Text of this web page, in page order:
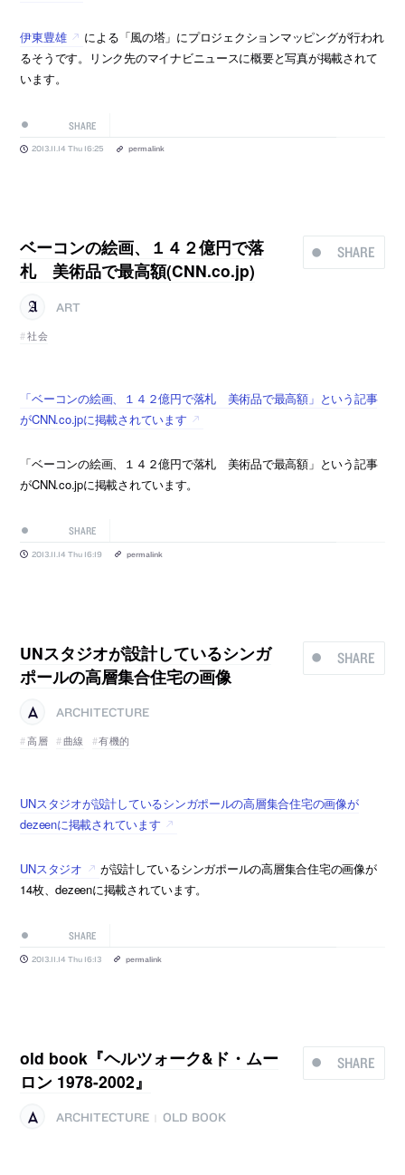
伊東豊雄
による「風の塔」にプロジェクションマッピングが行われ
るそうです。リンク先のマイナビニュースに概要と写真が掲載されて
います。
SHARE
2013.11.14 Thu 16:25 permalink
SHARE
ベーコンの絵画、１４２億円で落
札 美術品で最高額(CNN.co.jp)
ART
社会
「ベーコンの絵画、１４２億円で落札 美術品で最高額」という記事
がCNN.co.jpに掲載されています
「ベーコンの絵画、１４２億円で落札 美術品で最高額」という記事
がCNN.co.jpに掲載されています。
SHARE
2013.11.14 Thu 16:19 permalink
SHARE
UNスタジオが設計しているシンガ
ポールの高層集合住宅の画像
ARCHITECTURE
高層
曲線 有機的
UNスタジオが設計しているシンガポールの高層集合住宅の画像が
dezeenに掲載されています
UNスタジオ
が設計しているシンガポールの高層集合住宅の画像が
14枚、dezeenに掲載されています。
SHARE
2013.11.14 Thu 16:13 permalink
SHARE
old book『ヘルツォーク&ド・ムー
ロン 1978-2002』
ARCHITECTURE OLD BOOK